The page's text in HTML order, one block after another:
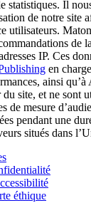
statistiques. Il
de notre site
utilisateurs.
de
IP. Ces
en
ainsi
site, et ne sont
de mesure
pendant une
situés dans
éthique